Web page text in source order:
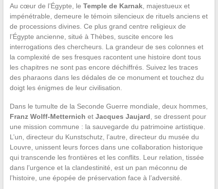
Au cœur de l’Égypte, le Temple de Karnak, majestueux et
impénétrable, demeure le témoin silencieux de rituels anciens et
de processions divines. Ce plus grand centre religieux de
l’Égypte ancienne, situé à Thèbes, suscite encore les
interrogations des chercheurs. La grandeur de ses colonnes et
la complexité de ses fresques racontent une histoire dont tous
les chapitres ne sont pas encore déchiffrés. Suivez les traces
des pharaons dans les dédales de ce monument et touchez du
doigt les énigmes de leur civilisation.
Dans le tumulte de la Seconde Guerre mondiale, deux hommes,
Franz Wolff-Metternich et Jacques Jaujard , se dressent pour
une mission commune : la sauvegarde du patrimoine artistique.
L’un, directeur du Kunstschutz, l’autre, directeur du musée du
Louvre, unissent leurs forces dans une collaboration historique
qui transcende les frontières et les conflits. Leur relation, tissée
dans l’urgence et la clandestinité, est un pan méconnu de
l’histoire, une épopée de préservation face à l’adversité.